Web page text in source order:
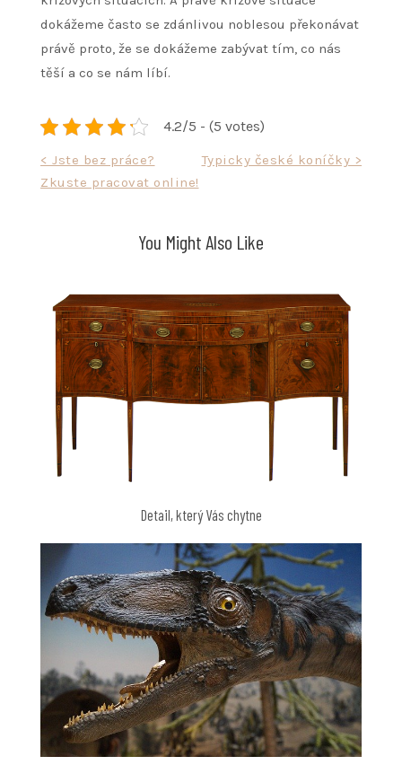
dokážeme často se zdánlivou noblesou překonávat
právě proto, že se dokážeme zabývat tím, co nás
těší a co se nám líbí.
4.2/5 - (5 votes)
Navigace< Jste bez práce?
Zkuste pracovat online!
Typicky české koníčky >
You Might Also Like
Detail, který Vás chytne